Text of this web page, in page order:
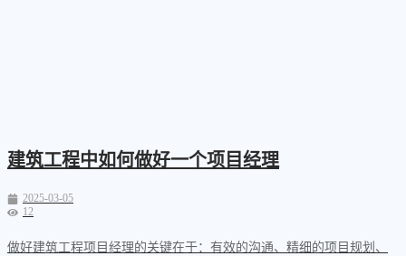
建筑工程中如何做好一个项目经理
2025-03-05
12
做好建筑工程项目经理的关键在于：有效的沟通、精细的项目规划、